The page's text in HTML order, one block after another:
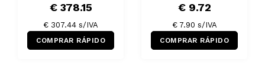
€ 378.15
€ 307.44 s/IVA
COMPRAR RÁPIDO
€ 9.72
€ 7.90 s/IVA
COMPRAR RÁPIDO